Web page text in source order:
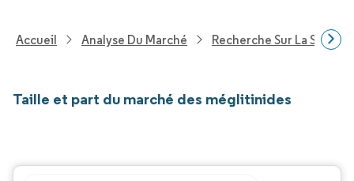
Accueil Analyse Du Marché Recherche Sur La Santé
Taille et part du marché des méglitinides